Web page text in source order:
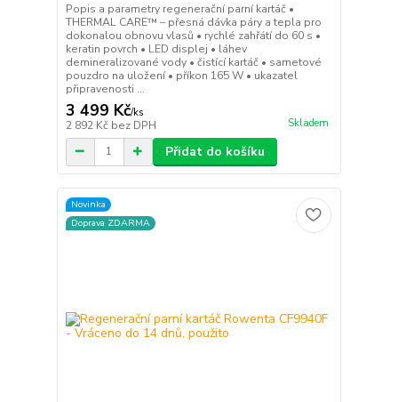
Popis a parametry regenerační parní kartáč •
THERMAL CARE™ – přesná dávka páry a tepla pro
dokonalou obnovu vlasů • rychlé zahřátí do 60 s •
keratin povrch • LED displej • láhev
demineralizované vody • čistící kartáč • sametové
pouzdro na uložení • příkon 165 W • ukazatel
připravenosti ...
3 499 Kč/ks
2 892 Kč bez DPH Skladem
Přidat do košíku
Novinka
Doprava ZDARMA